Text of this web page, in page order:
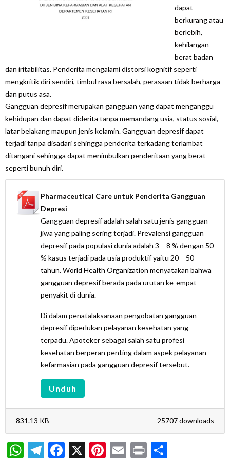
dapat
berkurang atau
berlebih,
kehilangan
berat badan
dan iritabilitas. Penderita mengalami distorsi kognitif seperti
mengkritik diri sendiri, timbul rasa bersalah, perasaan tidak berharga
dan putus asa.
Gangguan depresif merupakan gangguan yang dapat menganggu
kehidupan dan dapat diderita tanpa memandang usia, status sosial,
latar belakang maupun jenis kelamin. Gangguan depresif dapat
terjadi tanpa disadari sehingga penderita terkadang terlambat
ditangani sehingga dapat menimbulkan penderitaan yang berat
seperti bunuh diri.
Pharmaceutical Care untuk Penderita Gangguan
Depresi
Gangguan depresif adalah salah satu jenis gangguan
jiwa yang paling sering terjadi. Prevalensi gangguan
depresif pada populasi dunia adalah 3 – 8 % dengan 50
% kasus terjadi pada usia produktif yaitu 20 – 50
tahun. World Health Organization menyatakan bahwa
gangguan depresif berada pada urutan ke-empat
penyakit di dunia.
Di dalam penatalaksanaan pengobatan gangguan
depresif diperlukan pelayanan kesehatan yang
terpadu. Apoteker sebagai salah satu profesi
kesehatan berperan penting dalam aspek pelayanan
kefarmasian pada gangguan depresif tersebut.
Unduh
25707 downloads
831.13 KB
WhatsApp
Telegram
Facebook
X Pinterest
Email
Print